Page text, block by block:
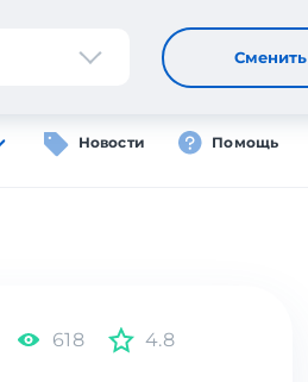
Регистрация
Новости Помощь
Сменить
618 4.8